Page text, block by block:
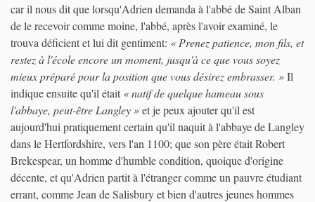
car il nous dit que lorsqu'Adrien demanda à l'abbé de Saint Alban
de le recevoir comme moine, l'abbé, après l'avoir examiné, le
trouva déficient et lui dit gentiment: « Prenez patience, mon fils, et
restez à l'école encore un moment, jusqu'à ce que vous soyez
mieux préparé pour la position que vous désirez embrasser. »Il
indique ensuite qu'il était « natif de quelque hameau sous
l'abbaye, peut-être Langley »et je peux ajouter qu'il est
aujourd'hui pratiquement certain qu'il naquit à l'abbaye de Langley
dans le Hertfordshire, vers l'an 1100; que son père était Robert
Brekespear, un homme d'humble condition, quoique d'origine
décente, et qu'Adrien partit à l'étranger comme un pauvre étudiant
errant, comme Jean de Salisbury et bien d'autres jeunes hommes